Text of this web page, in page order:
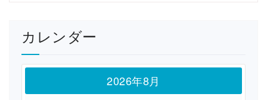
カレンダー
2026年8月